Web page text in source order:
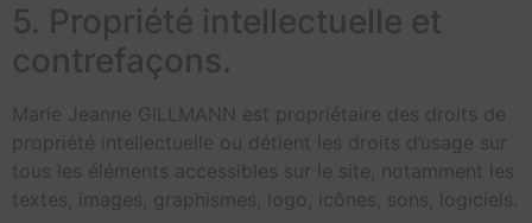
5. Propriété intellectuelle et
contrefaçons.
Marie Jeanne GILLMANN est propriétaire des droits de
propriété intellectuelle ou détient les droits d’usage sur
tous les éléments accessibles sur le site, notamment les
textes, images, graphismes, logo, icônes, sons, logiciels.